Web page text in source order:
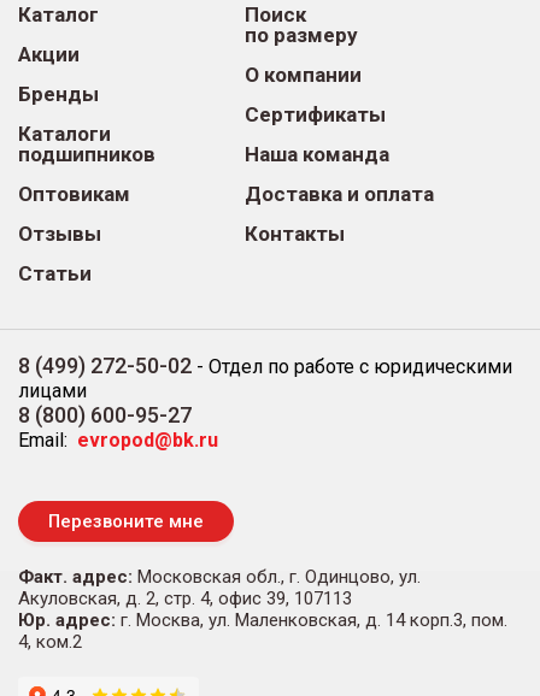
Каталог
Акции
Бренды
Каталоги
подшипников
Оптовикам
Отзывы
Статьи
Поиск
по размеру
О компании
Сертификаты
Наша команда
Доставка и оплата
Контакты
8 (499) 272-50-02 - Отдел по работе с юридическими
лицами
8 (800) 600-95-27
Email: evropod@bk.ru
Перезвоните мне
Факт. адрес: Московская обл., г. Одинцово, ул.
Акуловская, д. 2, стр. 4, офис 39, 107113
Юр. адрес: г. Москва, ул. Маленковская, д. 14 корп.3, пом.
4, ком.2